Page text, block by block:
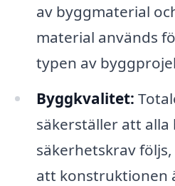
av byggmaterial
material används
typen av
Byggkvalitet:
säkerställer att
säkerhetskrav
att konstruktionen